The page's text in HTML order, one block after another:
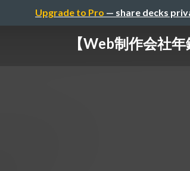
Upgrade to Pro — share decks
【Web制作会社